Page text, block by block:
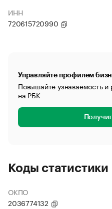
ИНН
720615720990
Управляйте профилем
Повышайте узнаваемость
на РБК
Коды статистики
ОКПО
2036774132